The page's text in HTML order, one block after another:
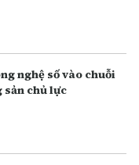
nghệ số vào chuỗi
chủ lực